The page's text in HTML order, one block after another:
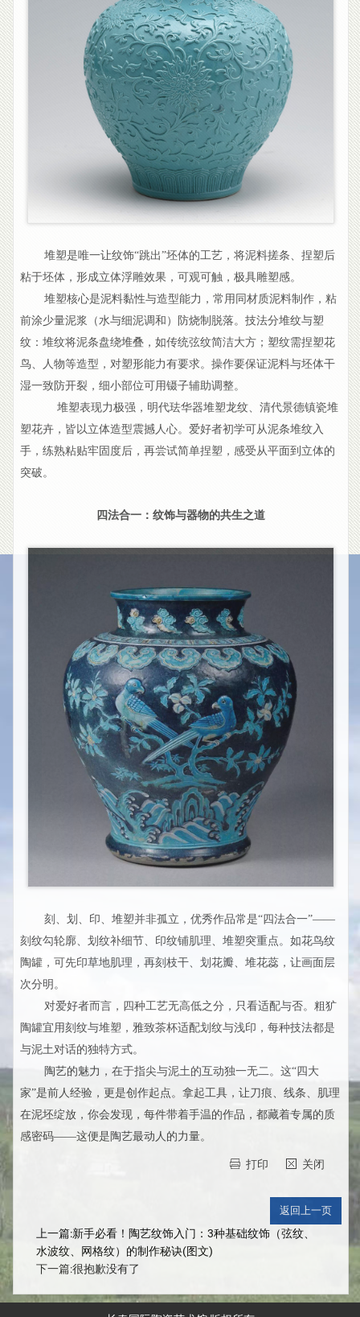
堆塑是唯一让纹饰“跳出”坯体的工艺，将泥料搓条、捏塑后
粘于坯体，形成立体浮雕效果，可观可触，极具雕塑感。
堆塑核心是泥料黏性与造型能力，常用同材质泥料制作，粘
前涂少量泥浆（水与细泥调和）防烧制脱落。技法分堆纹与塑
纹：堆纹将泥条盘绕堆叠，如传统弦纹简洁大方；塑纹需捏塑花
鸟、人物等造型，对塑形能力有要求。操作要保证泥料与坯体干
湿一致防开裂，细小部位可用镊子辅助调整。
堆塑表现力极强，明代珐华器堆塑龙纹、清代景德镇瓷堆
塑花卉，皆以立体造型震撼人心。爱好者初学可从泥条堆纹入
手，练熟粘贴牢固度后，再尝试简单捏塑，感受从平面到立体的
突破。
四法合一：纹饰与器物的共生之道
刻、划、印、堆塑并非孤立，优秀作品常是“四法合一”——
刻纹勾轮廓、划纹补细节、印纹铺肌理、堆塑突重点。如花鸟纹
陶罐，可先印草地肌理，再刻枝干、划花瓣、堆花蕊，让画面层
次分明。
对爱好者而言，四种工艺无高低之分，只看适配与否。粗犷
陶罐宜用刻纹与堆塑，雅致茶杯适配划纹与浅印，每种技法都是
与泥土对话的独特方式。
陶艺的魅力，在于指尖与泥土的互动独一无二。这“四大
家”是前人经验，更是创作起点。拿起工具，让刀痕、线条、肌理
在泥坯绽放，你会发现，每件带着手温的作品，都藏着专属的质
感密码——这便是陶艺最动人的力量。
打印 关闭
上一篇:新手必看！陶艺纹饰入门：3种基础纹饰（弦纹、
水波纹、网格纹）的制作秘诀(图文)
下一篇:很抱歉没有了